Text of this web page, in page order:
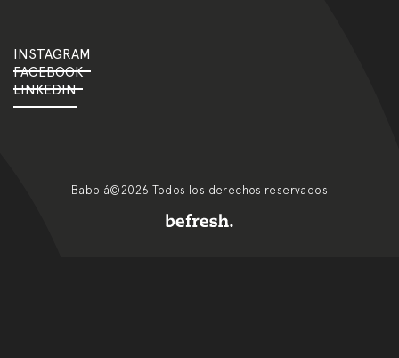
INSTAGRAM
FACEBOOK
LINKEDIN
Babblá©2026 Todos los derechos reservados